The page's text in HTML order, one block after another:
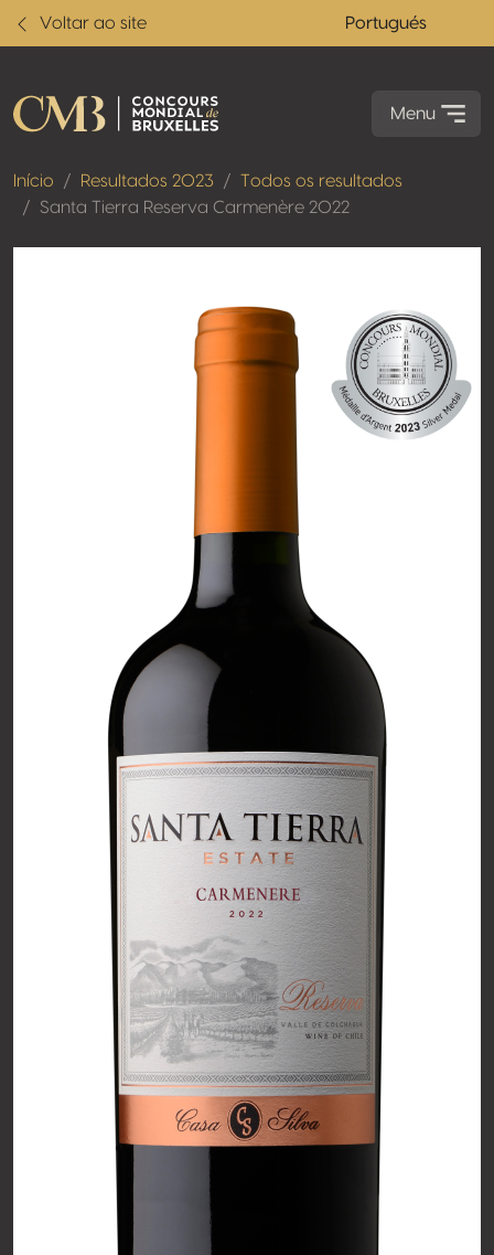
Voltar ao site Portugués
Menu
Início Resultados 2023
Todos os resultados
Santa Tierra Reserva Carmenère 2022